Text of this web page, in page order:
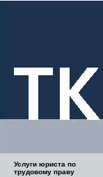
Услуги юриста по
трудовому праву